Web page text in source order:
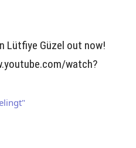
Lütfiye Güzel out now!
watch?